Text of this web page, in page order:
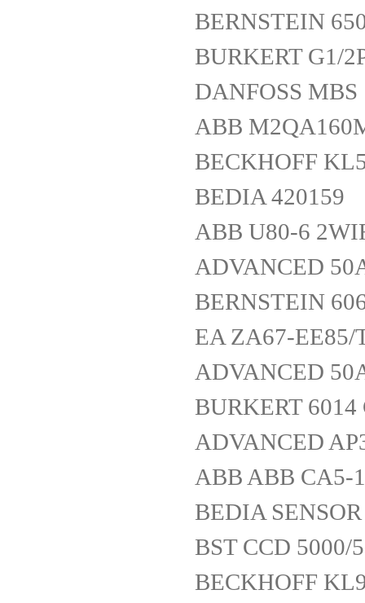
BERNSTEIN
BURKERT G1/
DANFOSS
ABB
BECKHOFF
BEDIA 420159
ABB U80-6
ADVANCED
BERNSTEIN
EA ZA67-EE85/
ADVANCED
BURKERT
ADVANCED
ABB ABB CA5-
BEDIA
BST CCD 5000/
BECKHOFF